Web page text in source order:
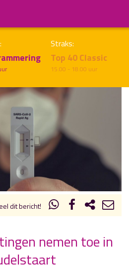
Straks:
Top 40 Classic
15.00 - 18.00 uur
uur 1 van x
dit bericht!
Regionaal
nemen toe in